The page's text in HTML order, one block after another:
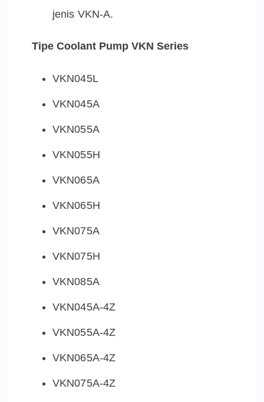
jenis VKN-A.
Tipe Coolant Pump VKN Series
VKN045L
VKN045A
VKN055A
VKN055H
VKN065A
VKN065H
VKN075A
VKN075H
VKN085A
VKN045A-4Z
VKN055A-4Z
VKN065A-4Z
VKN075A-4Z